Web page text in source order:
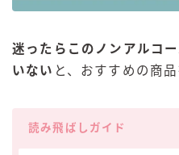
迷ったらこのノンアルコ
いない と、おすすめの商
読み飛ばしガイド